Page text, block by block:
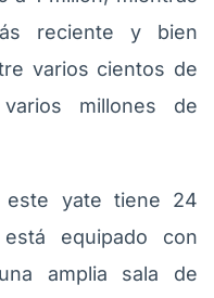
reciente y bien
varios cientos de
millones de
este yate tiene 24
equipado con
amplia sala de